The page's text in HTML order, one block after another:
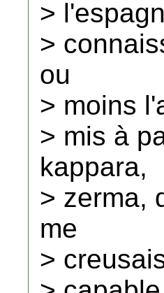
>
>
ou
> moins
> mis à
kappara,
> zerma,
me
>